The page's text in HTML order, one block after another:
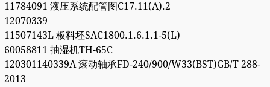
11784091 液压系统配管图C17.11(A).2
12070339
11507143L 板料坯SAC1800.1.6.1.1-5(L)
60058811 抽湿机TH-65C
120301140339A 滚动轴承FD-240/900/W33(BST)GB/T 288-
2013